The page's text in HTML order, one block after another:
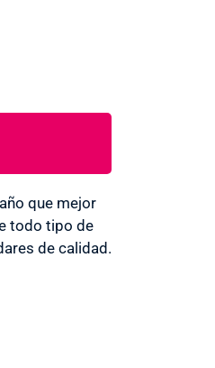
que mejor
todo tipo de
de calidad.